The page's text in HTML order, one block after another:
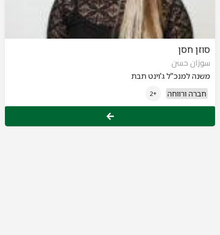
סוזן חסן
سوزان حسن
משנה למנכ"ל ג'וינט תבת
חברה ורווחה
+2